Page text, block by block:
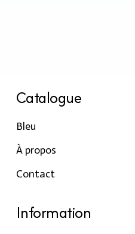
Catalogue
Bleu
À propos
Contact
Information